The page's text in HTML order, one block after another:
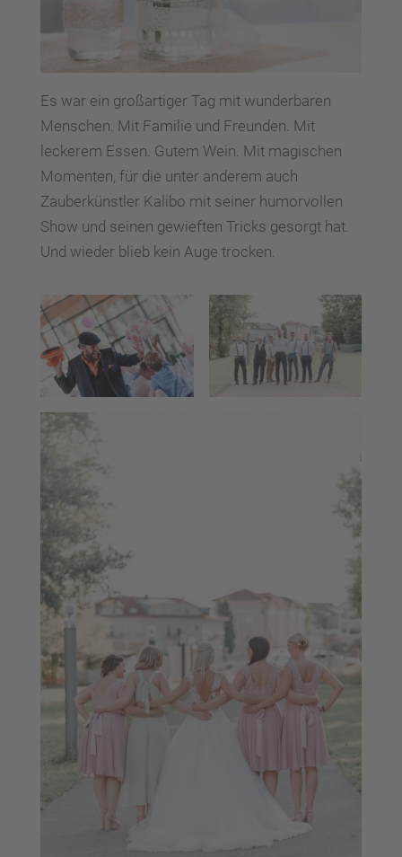
Es war ein großartiger Tag mit wunderbaren
Menschen. Mit Familie und Freunden. Mit
leckerem Essen. Gutem Wein. Mit magischen
Momenten, für die unter anderem auch
Zauberkünstler Kalibo mit seiner humorvollen
Show und seinen gewieften Tricks gesorgt hat.
Und wieder blieb kein Auge trocken.